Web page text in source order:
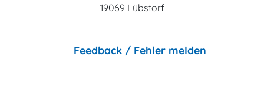
19069 Lübstorf
Feedback / Fehler melden